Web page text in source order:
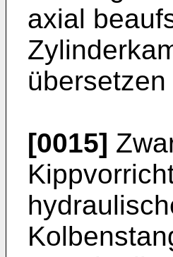
axial
übersetzen
[0015]